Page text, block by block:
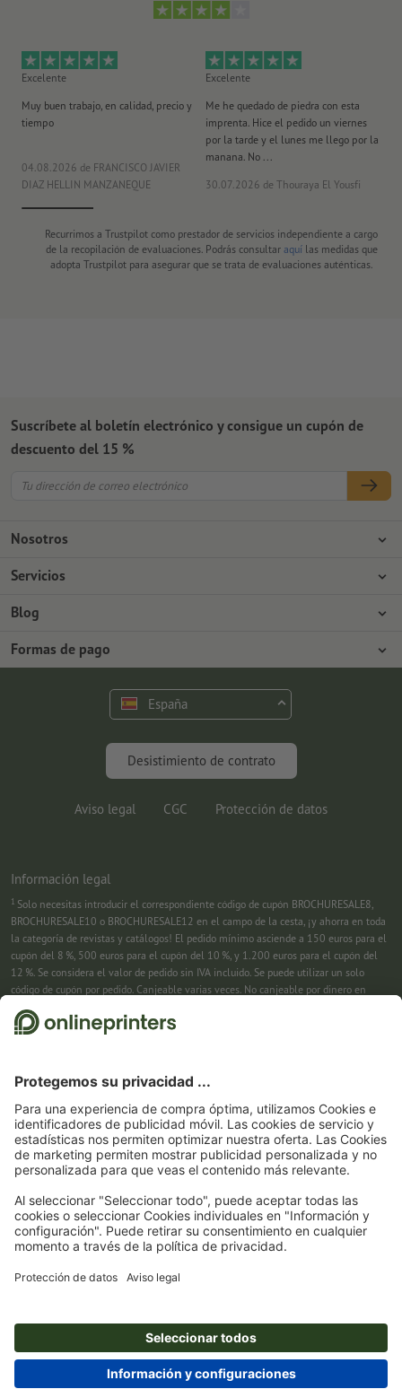
Excelente
Muy buen trabajo, en calidad, precio y
tiempo
04.08.2026 de FRANCISCO JAVIER
DIAZ HELLIN MANZANEQUE
Excelente
Me he quedado de piedra con esta
imprenta. Hice el pedido un viernes
por la tarde y el lunes me llego por la
manana. No ...
30.07.2026 de Thouraya El Yousfi
Recurrimos a Trustpilot como prestador de servicios independiente a cargo
de la recopilación de evaluaciones. Podrás consultar aquílas medidas que
adopta Trustpilot para asegurar que se trata de evaluaciones auténticas.
Nosotros
Empresa
Protección del medio ambiente
Servicios
Formas de pago
Programa Premium
Blog
Tutoriales de Photoshop
Fuentes y Herramientas
Formas de pago
Suscríbete al boletín electrónico y consigue un cupón de
descuento del 15 %
España
Desistimiento de contrato
Aviso legal CGC Protección de datos
Información legal
1 Solo necesitas introducir el correspondiente código de cupón BROCHURESALE8,
BROCHURESALE10 o BROCHURESALE12 en el campo de la cesta, ¡y ahorra en toda
la categoría de revistas y catálogos! El pedido mínimo asciende a 150 euros para el
cupón del 8 %, 500 euros para el cupón del 10 %, y 1.200 euros para el cupón del
12 %. Se considera el valor de pedido sin IVA incluido. Se puede utilizar un solo
código de cupón por pedido. Canjeable varias veces. No canjeable por dinero en
efectivo. No acumulable con otras promociones. La promoción es válida hasta el
31/08/2026 inclusive.
nuestro boletín. Por supuesto, te puedes dar de baja en cualquier momento. Importe
máximo del descuento: 150 € del valor del pedido (sin IVA). Canjeable sólo una vez.
Sin pedido mínimo. No canjeable por dinero en efectivo. No acumulable con otras
promociones ni códigos de descuento.La validez del cupón es de seis semanas tras
la recepción.
3
cesta, y ahorra en productos seleccionados. Sin pedido mínimo. Canjeable varias
veces. No canjeable por dinero en efectivo. No acumulable con otras promociones.
La promoción es válida hasta el 31/08/2026 inclusive.
productos seleccionados. Sin pedido mínimo. Canjeable varias veces. No canjeable